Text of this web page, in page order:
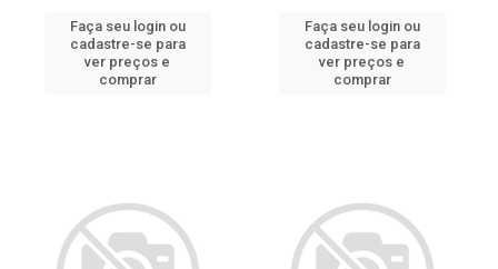
Faça seu login ou
cadastre-se para
ver preços e
comprar
Faça seu login ou
cadastre-se para
ver preços e
comprar